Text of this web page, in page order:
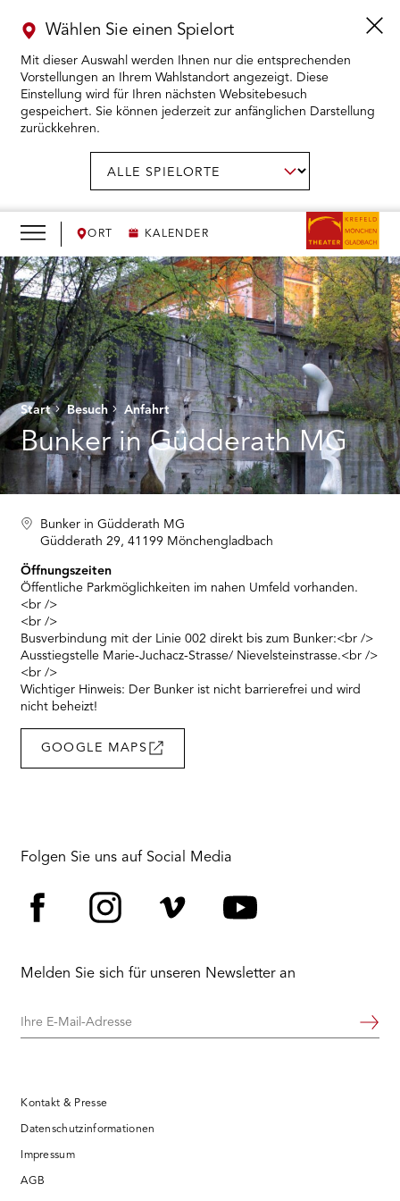
ORT KALENDER
Wählen Sie einen Spielort
Mit dieser Auswahl werden Ihnen nur die entsprechenden
Vorstellungen an Ihrem Wahlstandort angezeigt. Diese
Einstellung wird für Ihren nächsten Websitebesuch
gespeichert. Sie können jederzeit zur anfänglichen Darstellung
zurückkehren.
KARTENKAUF ÖFFNEN
WIR ÖFFNEN
DAS THEATER ÖFFNEN
THEATERPÄDAGOGIK ÖFFNEN
BESUCH ÖFFNEN
Start Besuch Anfahrt
Bunker in Güdderath MG
Bunker in Güdderath MG
Güdderath 29, 41199 Mönchengladbach
Öffnungszeiten
Öffentliche Parkmöglichkeiten im nahen Umfeld vorhanden.
<br />
<br />
Busverbindung mit der Linie 002 direkt bis zum Bunker:<br />
Ausstiegstelle Marie-Juchacz-Strasse/ Nievelsteinstrasse.<br />
<br />
Wichtiger Hinweis: Der Bunker ist nicht barrierefrei und wird
nicht beheizt!
GOOGLE MAPS
Folgen Sie uns auf Social Media
Melden Sie sich für unseren Newsletter an
Ihre
Weiter
Kontakt & Presse
Datenschutzinformationen
Impressum
AGB